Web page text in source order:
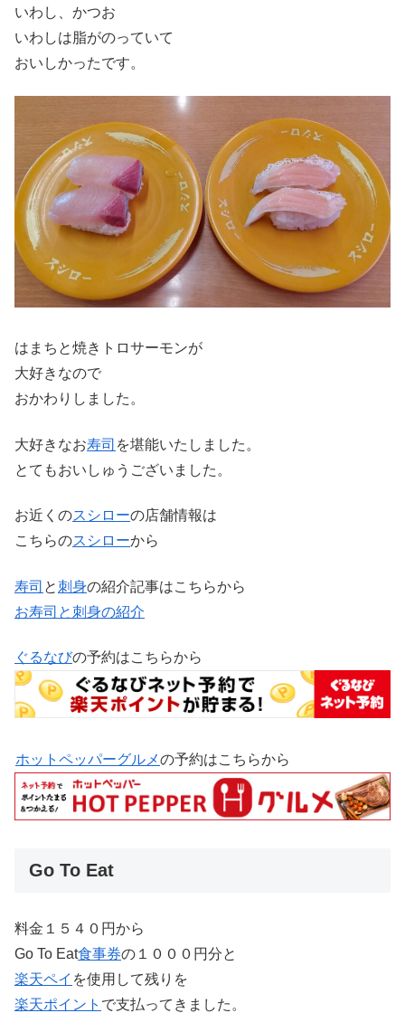
いわし、かつお
いわしは脂がのっていて
おいしかったです。
はまちと焼きトロサーモンが
大好きなので
おかわりしました。
大好きなお寿司 を堪能いたしました。
とてもおいしゅうございました。
お近くのスシローの店舗情報は
こちらのスシローから
寿司 と刺身の紹介記事はこちらから
お寿司と刺身の紹介
ぐるなびの予約はこちらから
ホットペッパーグルメの予約はこちらから
Go To Eat
料金１５４０円から
Go To Eat食事券の１０００円分と
楽天ペイ を使用して残りを
楽天ポイント で支払ってきました。